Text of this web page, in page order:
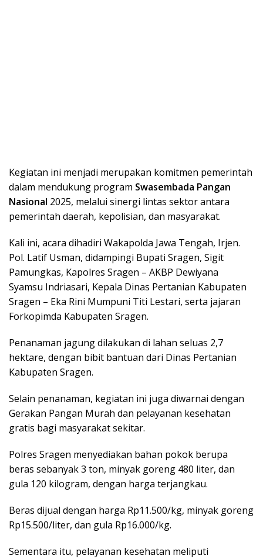
Kegiatan ini menjadi merupakan komitmen pemerintah
dalam mendukung program Swasembada Pangan
Nasional 2025, melalui sinergi lintas sektor antara
pemerintah daerah, kepolisian, dan masyarakat.
Kali ini, acara dihadiri Wakapolda Jawa Tengah, Irjen.
Pol. Latif Usman, didampingi Bupati Sragen, Sigit
Pamungkas, Kapolres Sragen – AKBP Dewiyana
Syamsu Indriasari, Kepala Dinas Pertanian Kabupaten
Sragen – Eka Rini Mumpuni Titi Lestari, serta jajaran
Forkopimda Kabupaten Sragen.
Penanaman jagung dilakukan di lahan seluas 2,7
hektare, dengan bibit bantuan dari Dinas Pertanian
Kabupaten Sragen.
Selain penanaman, kegiatan ini juga diwarnai dengan
Gerakan Pangan Murah dan pelayanan kesehatan
gratis bagi masyarakat sekitar.
Polres Sragen menyediakan bahan pokok berupa
beras sebanyak 3 ton, minyak goreng 480 liter, dan
gula 120 kilogram, dengan harga terjangkau.
Beras dijual dengan harga Rp11.500/kg, minyak goreng
Rp15.500/liter, dan gula Rp16.000/kg.
Sementara itu, pelayanan kesehatan meliputi